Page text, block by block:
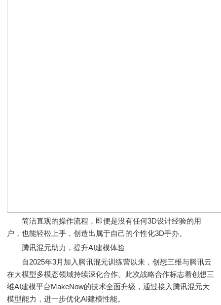
简洁直观的操作流程，即便是没有任何3D设计经验的用
户，也能轻松上手，创造出属于自己的个性化3D手办。
腾讯混元助力，提升AI建模体验
自2025年3月加入腾讯混元训练营以来，创想三维与腾讯云
在大模型多模态领域持续深化合作。此次战略合作标志着创想三
维AI建模平台MakeNow的技术全面升级，通过接入腾讯混元大
模型能力，进一步优化AI建模性能。